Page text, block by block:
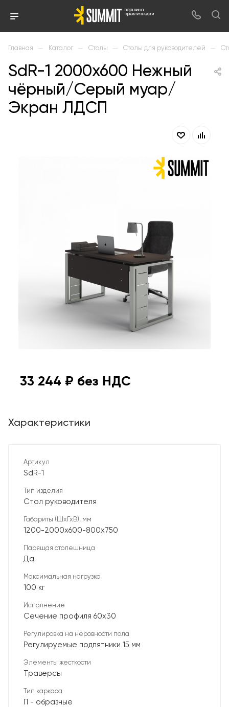
Главная — Каталог — Столы — Столы для руководителей —
SdR-1 2000х600 Нежный
чёрный/Серый муар/
Экран ЛДСП
33 244 ₽ без НДС
Характеристики
Артикул
SdR-1
Тип изделия
Стол руководителя
Габариты (ШхГхВ), мм
1200-2000х600-800х750
Парящая столешница
Да
Максимальная нагрузка
100 кг
Исполнение
Сечение профиля 60х30
Регулировка на неровности пола
Регулируемые подпятники 15 мм
Элементы жесткости
Траверсы
Тип каркаса
П - образные